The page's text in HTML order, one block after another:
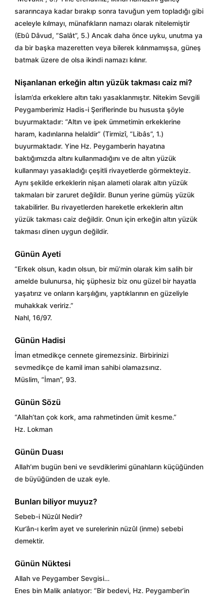
sararıncaya kadar bırakıp sonra tavuğun yem topladığı gibi
aceleyle kılmayı, münafıkların namazı olarak nitelemiştir
(Ebû Dâvud, “Salât”, 5.) Ancak daha önce uyku, unutma ya
da bir başka mazeretten veya bilerek kılınmamışsa, güneş
batmak üzere de olsa ikindi namazı kılınır.
Nişanlanan erkeğin altın yüzük takması caiz mi?
İslam’da erkeklere altın takı yasaklanmıştır. Nitekim Sevgili
Peygamberimiz Hadis-i Şeriflerinde bu hususta şöyle
buyurmaktadır: “Altın ve ipek ümmetimin erkeklerine
haram, kadınlarına helaldir” (Tirmizî, “Libâs”, 1.)
buyurmaktadır. Yine Hz. Peygamberin hayatına
baktığımızda altını kullanmadığını ve de altın yüzük
kullanmayı yasakladığı çeşitli rivayetlerde görmekteyiz.
Aynı şekilde erkeklerin nişan alameti olarak altın yüzük
takmaları bir zaruret değildir. Bunun yerine gümüş yüzük
takabilirler. Bu rivayetlerden hareketle erkeklerin altın
yüzük takması caiz değildir. Onun için erkeğin altın yüzük
takması dinen uygun değildir.
Günün Ayeti
“Erkek olsun, kadın olsun, bir mü’min olarak kim salih bir
amelde bulunursa, hiç şüphesiz biz onu güzel bir hayatla
yaşatırız ve onların karşılığını, yaptıklarının en güzeliyle
muhakkak veririz.”
Nahl, 16/97.
Günün Hadisi
İman etmedikçe cennete giremezsiniz. Birbirinizi
sevmedikçe de kamil iman sahibi olamazsınız.
Müslim, “İman”, 93.
Günün Sözü
“Allah’tan çok kork, ama rahmetinden ümit kesme.”
Hz. Lokman
Günün Duası
Allah’ım bugün beni ve sevdiklerimi günahların küçüğünden
de büyüğünden de uzak eyle.
Bunları biliyor muyuz?
Sebeb-i Nüzûl Nedir?
Kur’ân-ı kerîm ayet ve surelerinin nüzûl (inme) sebebi
demektir.
Günün Nüktesi
Allah ve Peygamber Sevgisi…
Enes bin Malik anlatıyor: “Bir bedevi, Hz. Peygamber’in